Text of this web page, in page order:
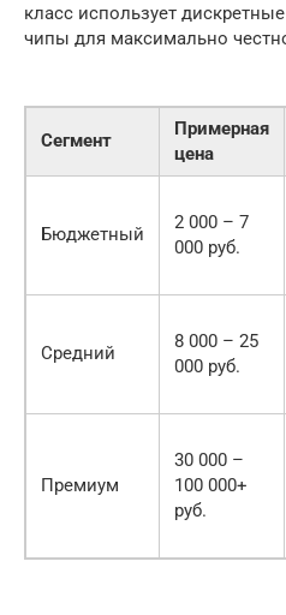
класс использует
чипы для максимально
Сегмент
Примерная
цена
Бюджетный
2 000 – 7
000 руб.
Средний
8 000 – 25
000 руб.
Премиум
30 000 –
100 000+
руб.